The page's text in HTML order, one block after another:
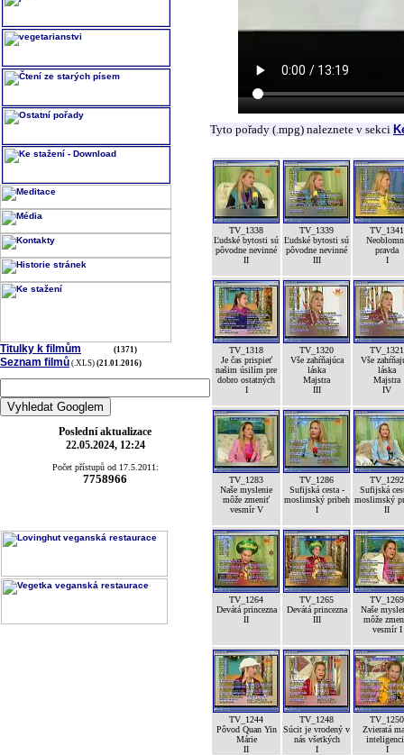
Titulky k filmům (1371)
Seznam filmů (.XLS) (21.01.2016)
Poslední aktualizace
22.05.2024, 12:24
Počet přístupů od 17.5.2011:
7758966
Tyto pořady (.mpg) naleznete v sekci
TV_1338
Ľudské bytosti sú
pôvodne nevinné
II
TV_1339
Ľudské bytosti sú
pôvodne nevinné
III
TV_1341
pravda
I
TV_1318
Je čas prispieť
našim úsilím pre
dobro ostatných
I
TV_1320
Vše zahŕňajúca
láska
Majstra
III
TV_1321
Vše
láska
Majstra
IV
TV_1283
Naše myslenie
môže zmeniť
vesmír V
TV_1286
Sufijská cesta -
moslimský pribeh
I
TV_1292
Sufijská
moslimský
II
TV_1264
Devátá princezna
II
TV_1265
Devátá princezna
III
TV_1269
Naše
môže
vesmír I
TV_1244
Pôvod Quan Yin
Márie
II
TV_1248
Súcit je vrodený v
nás všetkých
I
TV_1250
Zvieratá
I